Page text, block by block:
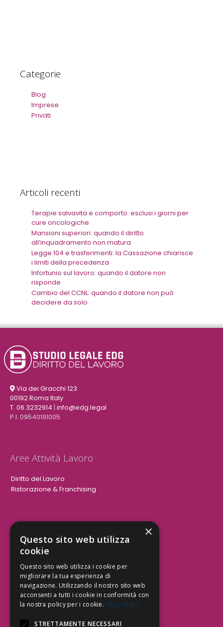
Categorie
Blog
Imprese
Privati
Articoli recenti
Terapie salvavita e comporto: esclusi i giorni per
cure oncologiche
Mansioni superiori: quando il diritto
all’inquadramento non matura
Legge 104 e trasferimenti: la Cassazione chiarisce
i limiti della precedenza
Infortunio sul lavoro: quando il datore non
risponde
Cambio del CCNL: quando il datore non può
decidere da solo
Via dei Gracchi 123
00192 Roma Italy
T. 06.3232914 | info@edg.legal
P.I. 09540191005
Aree Attività Lavoro
Diritto del Lavoro
Ristorazione & Franchising
Aree Attività Civile
Tutele del Credito
Responsabilità Civile
Contrattualistica
×
Questo sito web utilizza
cookie
Questo sito web utilizza i cookie per
migliorare la tua esperienza di
navigazione. Utilizzando il nostro sito web
acconsenti a tutti i cookie in conformità con
la nostra policy per i cookie. Leggi di più
STRETTAMENTE NECESSARI